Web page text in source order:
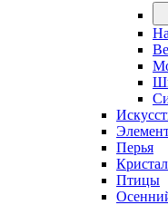
Перья
Птицы